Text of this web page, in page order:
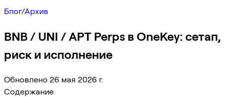
Блог/Архив
BNB / UNI / APT Perps в OneKey: сетап,
риск и исполнение
Обновлено 26 мая 2026 г.
Содержание